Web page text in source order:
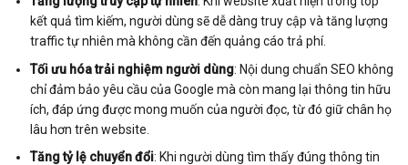
kết quả tìm kiếm, người dùng sẽ dễ dàng truy cập và tăng lượng
traffic tự nhiên mà không cần đến quảng cáo trả phí.
Tối ưu hóa trải nghiệm người dùng: Nội dung chuẩn SEO không
chỉ đảm bảo yêu cầu của Google mà còn mang lại thông tin hữu
ích, đáp ứng được mong muốn của người đọc, từ đó giữ chân họ
lâu hơn trên website.
Tăng tỷ lệ chuyển đổi: Khi người dùng tìm thấy đúng thông tin